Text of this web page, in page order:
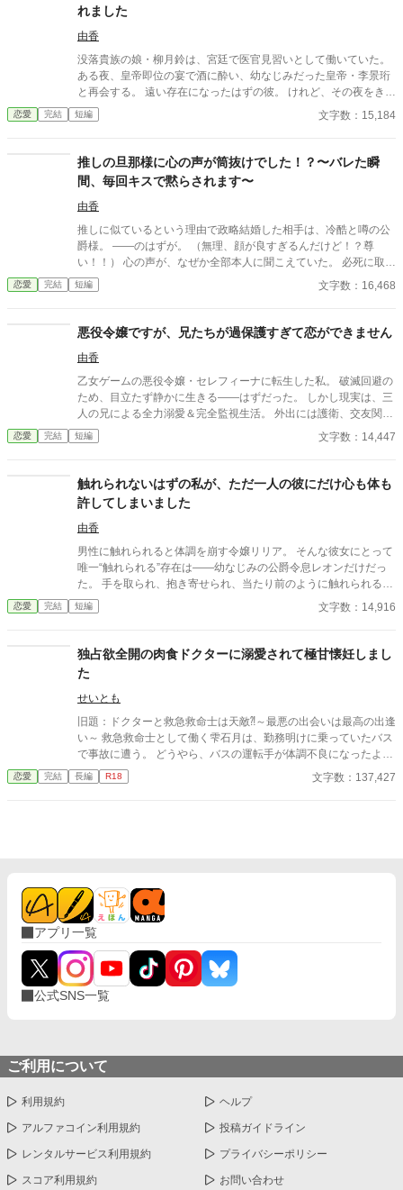
れました
由香
没落貴族の娘・柳月鈴は、宮廷で医官見習いとして働いていた。
ある夜、皇帝即位の宴で酒に酔い、幼なじみだった皇帝・李景珩
と再会する。 遠い存在になったはずの彼。 けれど、その夜をきっ
かけに月鈴の運命は大きく動き出す。 冷酷と恐れられる皇帝が、
なぜか彼女だけには甘すぎて――。
恋愛 完結 短編 文字数：15,184
推しの旦那様に心の声が筒抜けでした！？〜バレた瞬
間、毎回キスで黙らされます〜
由香
推しに似ているという理由で政略結婚した相手は、冷酷と噂の公
爵様。 ――のはずが。 （無理、顔が良すぎるんだけど！？尊
い！！） 心の声が、なぜか全部本人に聞こえていた。 必死に取り
繕うも時すでに遅し。 暴走する脳内実況を止めるたび、旦那様は
なぜか――キスしてくる。 「黙らせるのにちょうどいい」 いや全
声だだ漏れ令嬢 甘くて騒がしい新婚生活、開幕。
恋愛 完結 短編 文字数：16,468
悪役令嬢ですが、兄たちが過保護すぎて恋ができません
由香
乙女ゲームの悪役令嬢・セレフィーナに転生した私。 破滅回避の
ため、目立たず静かに生きる――はずだった。 しかし現実は、三
人の兄による全力溺愛＆完全監視生活。 外出には護衛、交友関係
は管理制、笑顔すら規制対象！？ さらに兄の親友である最強騎
士・カインが護衛として加わり、 静かで誠実な優しさに、次第に
想いの先で待っていたのは、 断罪も修羅場もない、安心で騒がし
い未来だった――。
恋愛 完結 短編 文字数：14,447
触れられないはずの私が、ただ一人の彼にだけ心も体も
許してしまいました
由香
男性に触れられると体調を崩す令嬢リリア。 そんな彼女にとって
唯一“触れられる”存在は――幼なじみの公爵令息レオンだけだっ
た。 手を取られ、抱き寄せられ、当たり前のように触れられる
日々。 それがどれほど特別なことなのか、彼女はまだ知らない。
やがて政略結婚の話が持ち上がり、“触れられない相手との結
いのは俺だけだ」 逃げ場のない独占と、甘すぎる溺愛。 これは、
触れられないはずの少女が、ただ一人にだけすべてを許していく
物語。
恋愛 完結 短編 文字数：14,916
独占欲全開の肉食ドクターに溺愛されて極甘懐妊しまし
た
せいとも
旧題：ドクターと救急救命士は天敵⁈～最悪の出会いは最高の出逢
い～ 救急救命士として働く雫石月は、勤務明けに乗っていたバス
で事故に遭う。 どうやら、バスの運転手が体調不良になったよう
だ。 乗客にAEDを探してきてもらうように頼み、救助活動をして
いるとボサボサ頭のマスク姿の男がAEDを持ってバスに乗り込ん
恋愛 完結 長編 R18 文字数：137,427
アプリ一覧
公式SNS一覧
ご利用について
利用規約 ヘルプ
アルファコイン利用規約 投稿ガイドライン
レンタルサービス利用規約 プライバシーポリシー
スコア利用規約 お問い合わせ